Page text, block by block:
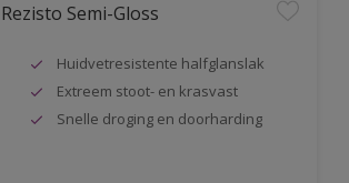
Semi-Gloss
Huidvetresistente halfglanslak
Extreem stoot- en krasvast
Snelle droging en doorharding